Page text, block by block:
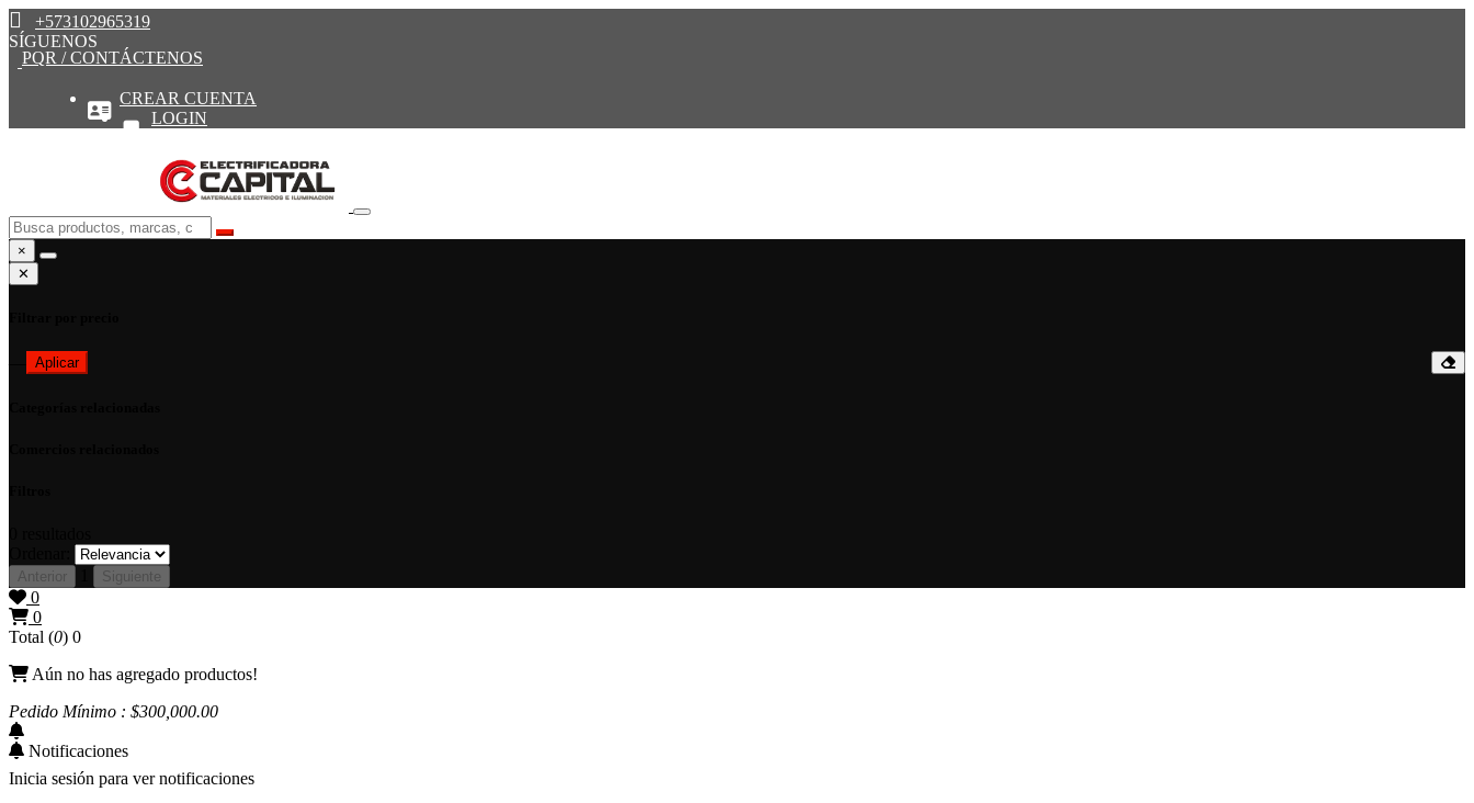
+573102965319
SÍGUENOS
PQR / CONTÁCTENOS
CREAR CUENTA
LOGIN
×
✕
Aplicar
Anterior Siguiente
0
0
Total (0) 0
Aún no has agregado productos!
Pedido Mínimo : $300,000.00
Notificaciones
Inicia sesión para ver notificaciones